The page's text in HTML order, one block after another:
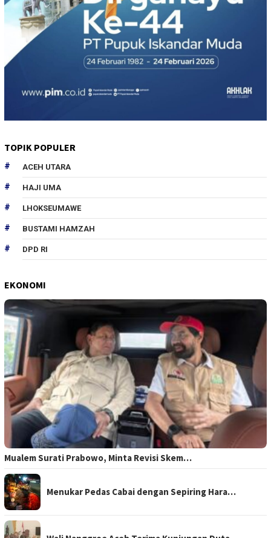
TOPIK POPULER
ACEH UTARA
HAJI UMA
LHOKSEUMAWE
BUSTAMI HAMZAH
DPD RI
EKONOMI
Mualem Surati Prabowo, Minta Revisi Skem…
Menukar Pedas Cabai dengan Sepiring Hara…